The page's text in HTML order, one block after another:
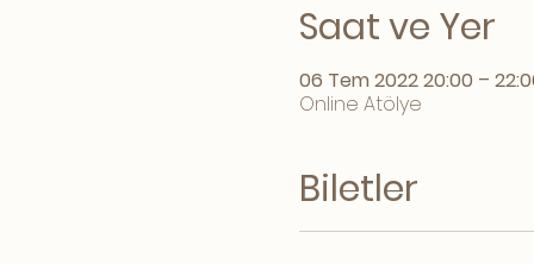
Saat ve Yer
06 Tem 2022 20:00 –
Online Atölye
Biletler